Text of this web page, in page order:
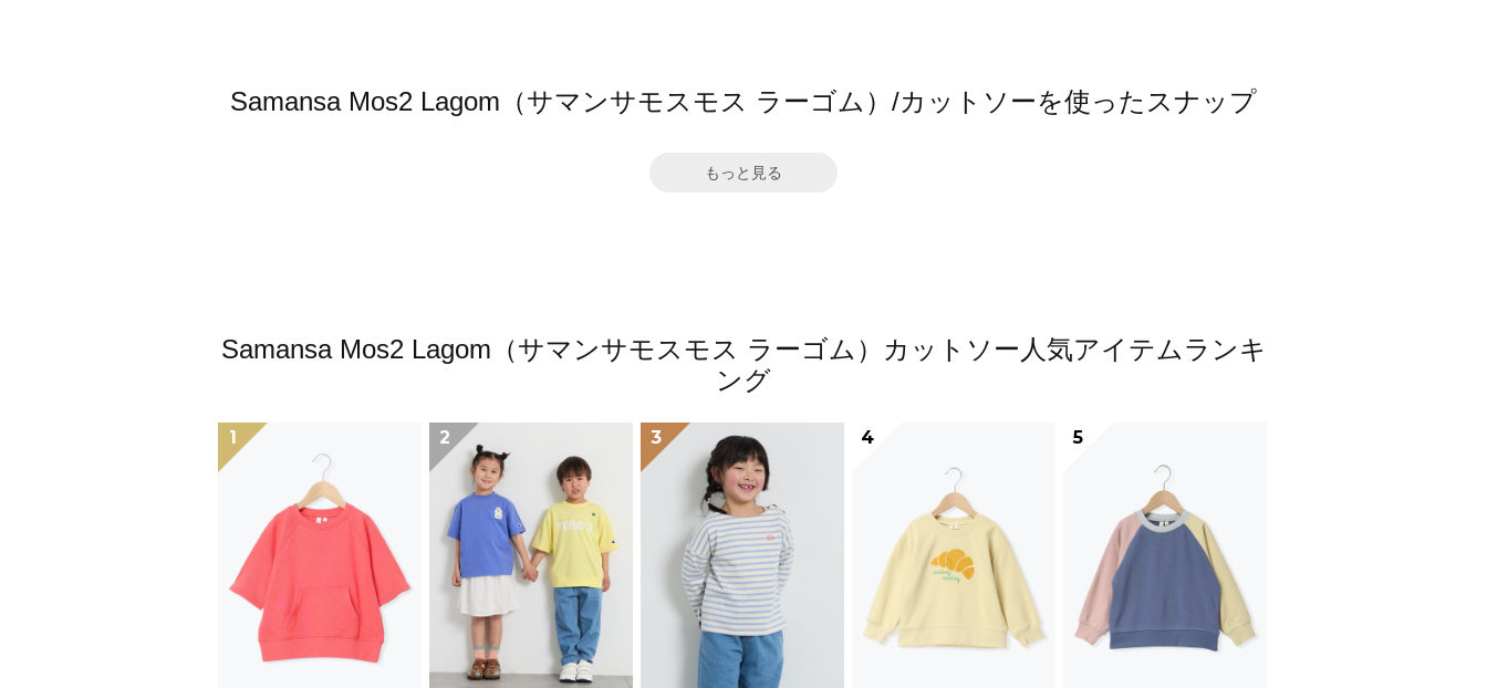
Samansa Mos2 Lagom（サマンサモスモス ラーゴム）/カットソーを使ったスナップ
もっと見る
Samansa Mos2 Lagom（サマンサモスモス ラーゴム）カットソー人気アイテムランキ
ング
1 2 3 4 5